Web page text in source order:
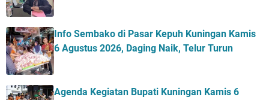
Info Sembako di Pasar Kepuh Kuningan Kamis
6 Agustus 2026, Daging Naik, Telur Turun
Agenda Kegiatan Bupati Kuningan Kamis 6